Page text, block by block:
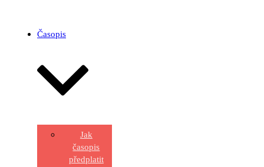
Časopis
Jak
časopis
předplatit